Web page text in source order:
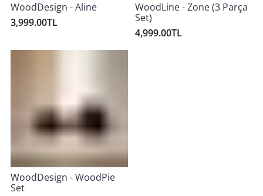
WoodDesign - Aline
3,999.00TL
WoodLine - Zone (3 Parça
Set)
4,999.00TL
WoodDesign - WoodPie
Set